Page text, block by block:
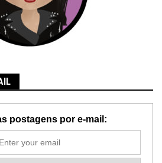
postagens por e-mail: